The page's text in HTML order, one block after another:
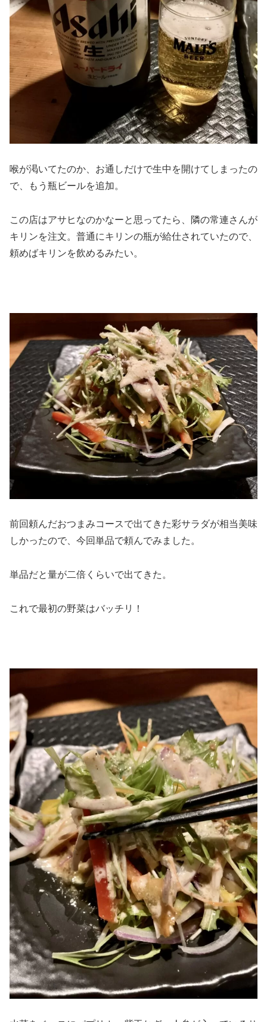
喉が渇いてたのか、お通しだけで生中を開けてしまったの
で、もう瓶ビールを追加。
この店はアサヒなのかなーと思ってたら、隣の常連さんが
キリンを注文。普通にキリンの瓶が給仕されていたので、
頼めばキリンを飲めるみたい。
前回頼んだおつまみコースで出てきた彩サラダが相当美味
しかったので、今回単品で頼んでみました。
単品だと量が二倍くらいで出てきた。
これで最初の野菜はバッチリ！